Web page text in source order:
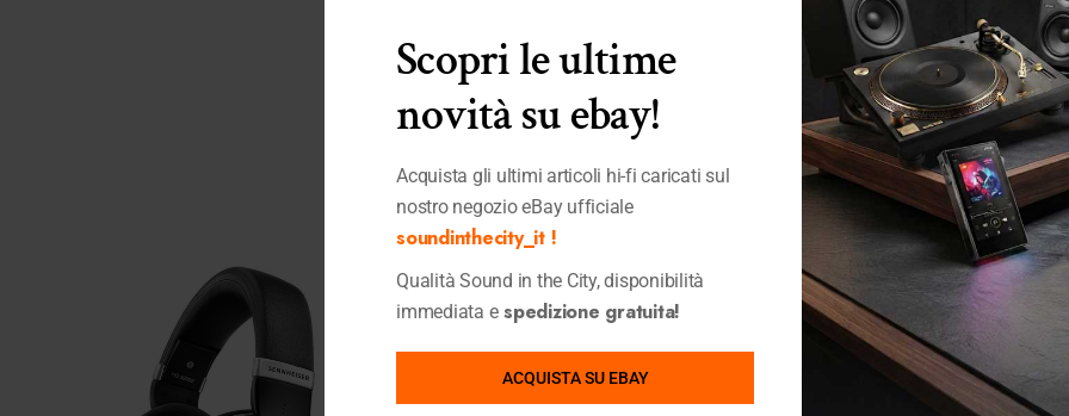
Ultimi Articoli Visualizzati
Scopri le ultime
novità su ebay!
Acquista gli ultimi articoli hi-fi caricati sul
nostro negozio eBay ufficiale
soundinthecity_it !
Qualità Sound in the City, disponibilità
immediata espedizione gratuita!
ACQUISTA SU EBAY